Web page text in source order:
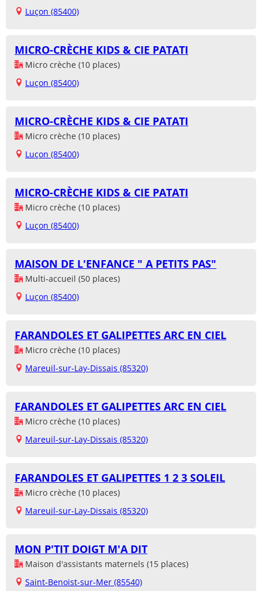
Luçon (85400)
MICRO-CRÈCHE KIDS & CIE PATATI
Micro crèche (10 places)
Luçon (85400)
MICRO-CRÈCHE KIDS & CIE PATATI
Micro crèche (10 places)
Luçon (85400)
MICRO-CRÈCHE KIDS & CIE PATATI
Micro crèche (10 places)
Luçon (85400)
MAISON DE L'ENFANCE " A PETITS PAS"
Multi-accueil (50 places)
Luçon (85400)
FARANDOLES ET GALIPETTES ARC EN CIEL
Micro crèche (10 places)
Mareuil-sur-Lay-Dissais (85320)
FARANDOLES ET GALIPETTES ARC EN CIEL
Micro crèche (10 places)
Mareuil-sur-Lay-Dissais (85320)
FARANDOLES ET GALIPETTES 1 2 3 SOLEIL
Micro crèche (10 places)
Mareuil-sur-Lay-Dissais (85320)
MON P'TIT DOIGT M'A DIT
Maison d'assistants maternels (15 places)
Saint-Benoist-sur-Mer (85540)